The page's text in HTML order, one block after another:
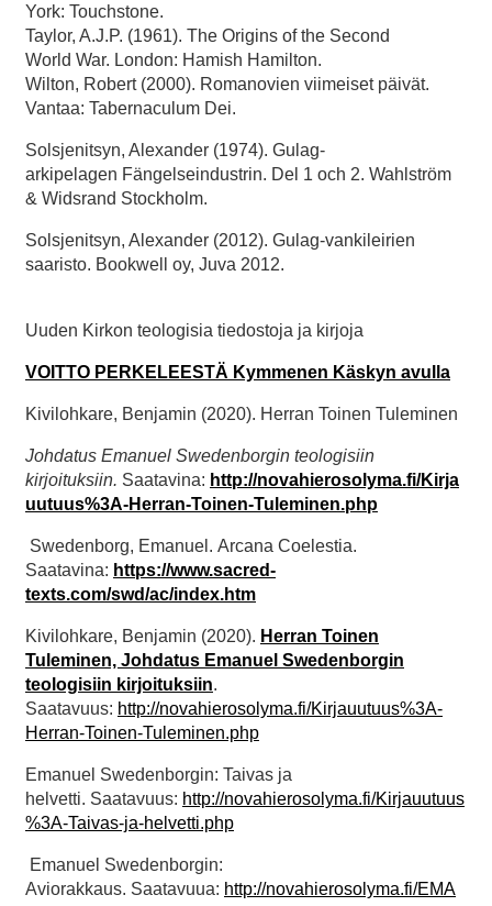
York: Touchstone.
Taylor, A.J.P. (1961). The Origins of the Second
World War. London: Hamish Hamilton.
Wilton, Robert (2000). Romanovien viimeiset päivät.
Vantaa: Tabernaculum Dei.
Solsjenitsyn, Alexander (1974). Gulag-
arkipelagen Fängelseindustrin. Del 1 och 2. Wahlström
& Widsrand Stockholm.
Solsjenitsyn, Alexander (2012). Gulag-vankileirien
saaristo. Bookwell oy, Juva 2012.
Uuden Kirkon teologisia tiedostoja ja kirjoja
VOITTO PERKELEESTÄ Kymmenen Käskyn avulla
Kivilohkare, Benjamin (2020). Herran Toinen Tuleminen
Johdatus Emanuel Swedenborgin teologisiin
kirjoituksiin. Saatavina: http://novahierosolyma.fi/Kirja
uutuus%3A-Herran-Toinen-Tuleminen.php
Swedenborg, Emanuel. Arcana Coelestia.
Saatavina: https://www.sacred-
texts.com/swd/ac/index.htm
Kivilohkare, Benjamin (2020). Herran Toinen
Tuleminen, Johdatus Emanuel Swedenborgin
teologisiin kirjoituksiin.
Saatavuus: http://novahierosolyma.fi/Kirjauutuus%3A-
Herran-Toinen-Tuleminen.php
Emanuel Swedenborgin: Taivas ja
helvetti. Saatavuus: http://novahierosolyma.fi/Kirjauutuus
%3A-Taivas-ja-helvetti.php
Emanuel Swedenborgin:
Aviorakkaus. Saatavuua: http://novahierosolyma.fi/EMA